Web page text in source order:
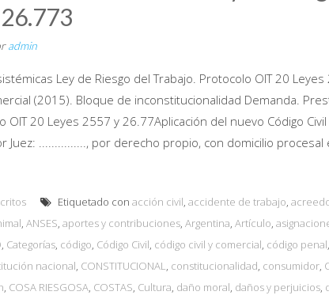
admin
Ley de Riesgo del Trabajo. Protocolo OIT 20
(2015). Bloque de inconstitucionalidad Demanda.
OIT 20 Leyes 2557 y 26.77Aplicación del nuevo Código
Juez: ..............., por derecho propio, con domicilio procesal
Etiquetado con acción civil, accidente de trabajo,
, ANSES, aportes y contribuciones, Argentina, Artículo,
, Categorías, código, Código Civil, código civil y comercial, código penal,
nacional, CONSTITUCIONAL, constitucionalidad, consumidor,
, COSA RIESGOSA, COSTAS, Cultura, daño moral, daños y perjuicios,